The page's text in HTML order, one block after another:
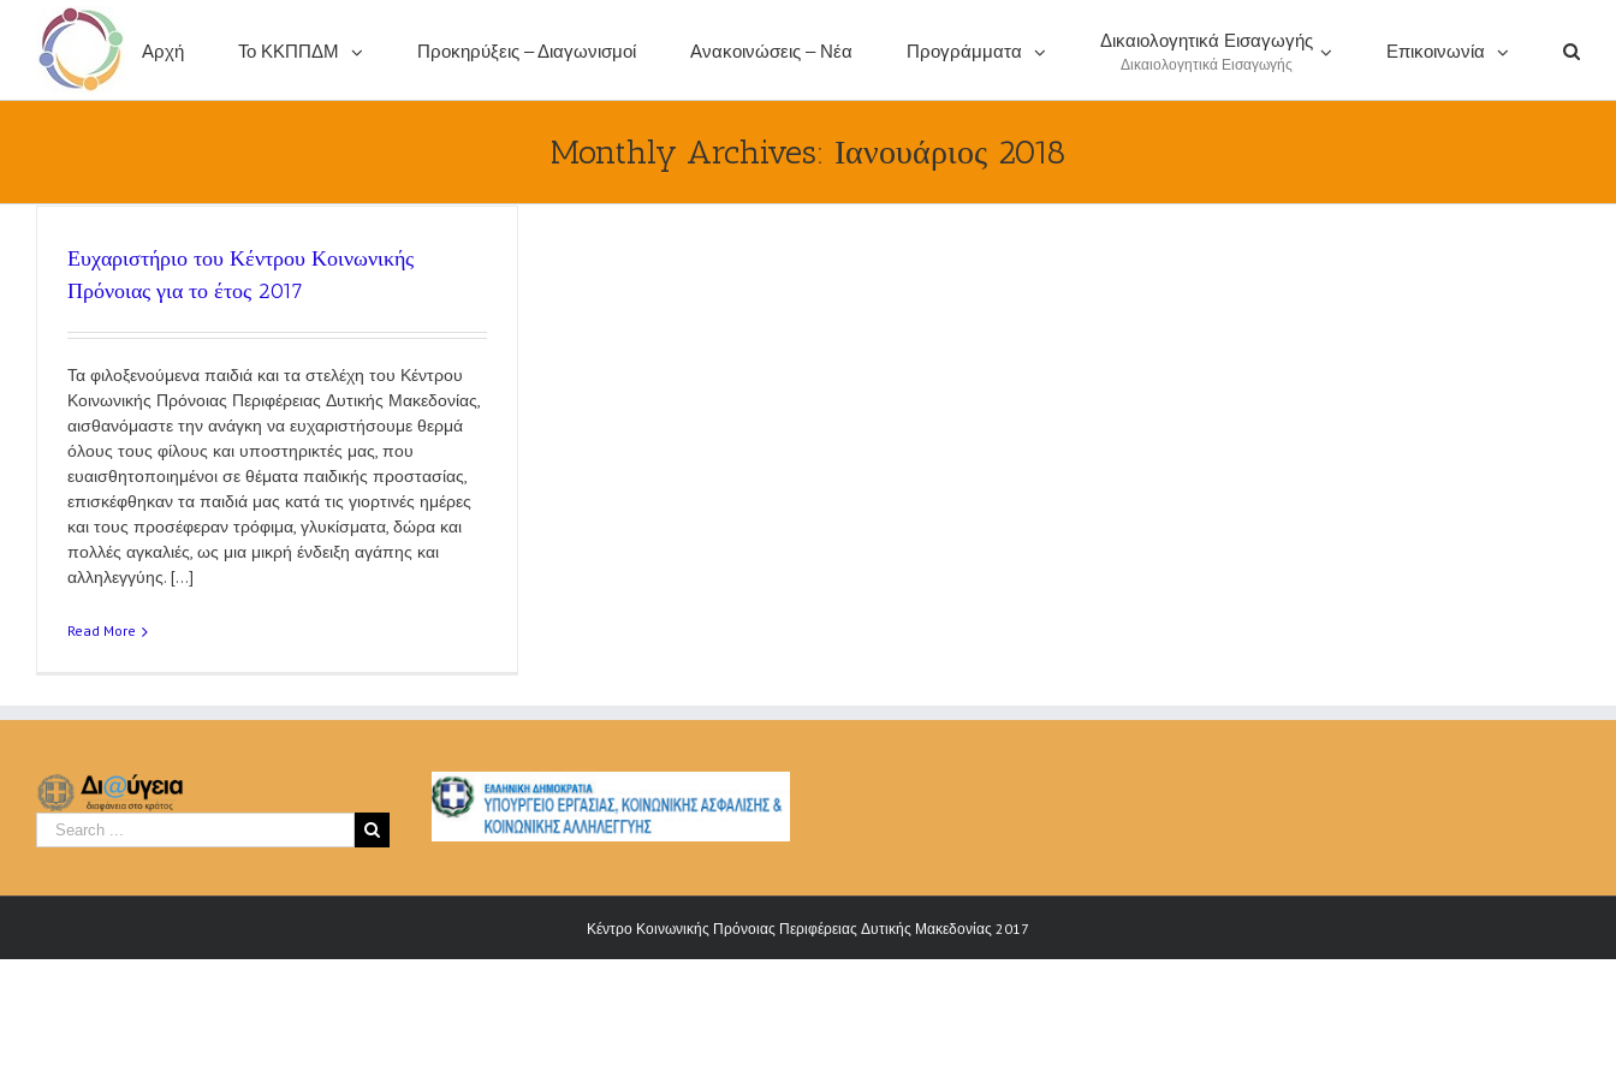
Αρχή Το ΚΚΠΠΔΜ Προκηρύξεις – Διαγωνισμοί Ανακοινώσεις – Νέα Προγράμματα
Δικαιολογητικά Εισαγωγής
Δικαιολογητικά Εισαγωγής
Επικοινωνία
Monthly Archives: Ιανουάριος 2018
Ευχαριστήριο του Κέντρου Κοινωνικής
Πρόνοιας για το έτος 2017
Τα φιλοξενούμενα παιδιά και τα στελέχη του Κέντρου
Κοινωνικής Πρόνοιας Περιφέρειας Δυτικής Μακεδονίας,
αισθανόμαστε την ανάγκη να ευχαριστήσουμε θερμά
όλους τους φίλους και υποστηρικτές μας, που
ευαισθητοποιημένοι σε θέματα παιδικής προστασίας,
επισκέφθηκαν τα παιδιά μας κατά τις γιορτινές ημέρες
και τους προσέφεραν τρόφιμα, γλυκίσματα, δώρα και
πολλές αγκαλιές, ως μια μικρή ένδειξη αγάπης και
αλληλεγγύης. [...]
Read More
Κέντρο Κοινωνικής Πρόνοιας Περιφέρειας Δυτικής Μακεδονίας 2017